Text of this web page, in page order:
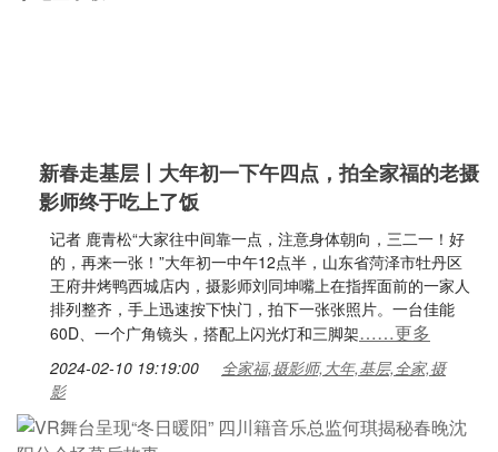
新春走基层丨大年初一下午四点，拍全家福的老摄
影师终于吃上了饭
记者 鹿青松“大家往中间靠一点，注意身体朝向，三二一！好
的，再来一张！”大年初一中午12点半，山东省菏泽市牡丹区
王府井烤鸭西城店内，摄影师刘同坤嘴上在指挥面前的一家人
排列整齐，手上迅速按下快门，拍下一张张照片。一台佳能
60D、一个广角镜头，搭配上闪光灯和三脚架……更多
2024-02-10 19:19:00
全家福,摄影师,大年,基层,全家,摄
影